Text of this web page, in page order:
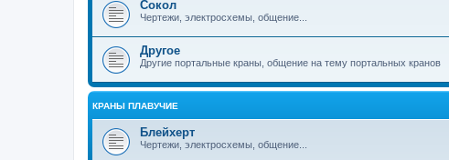
Сокол
Чертежи, электросхемы, общение...
Другое
Другие портальные краны, общение на тему портальных кранов
КРАНЫ ПЛАВУЧИЕ
Блейхерт
Чертежи, электросхемы, общение...